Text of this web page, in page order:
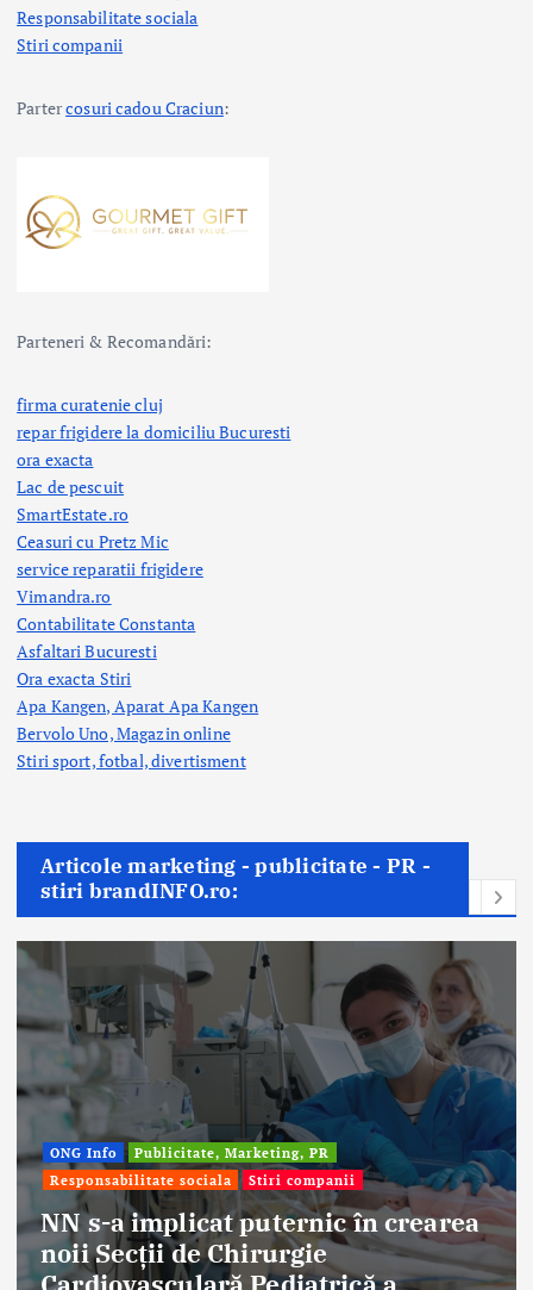
Responsabilitate sociala
Stiri companii
Partercosuri cadou Craciun:
Parteneri & Recomandări:
firma curatenie cluj
repar frigidere la domiciliu Bucuresti
ora exacta
Lac de pescuit
SmartEstate.ro
Ceasuri cu Pretz Mic
service reparatii frigidere
Vimandra.ro
Contabilitate Constanta
Asfaltari Bucuresti
Ora exacta Stiri
Apa Kangen, Aparat Apa Kangen
Bervolo Uno, Magazin online
Stiri sport, fotbal,divertisment
Articole marketing - publicitate - PR -
stiri brandINFO.ro:
Marketing, PR
sociala
Stiri companii
puternic în crearea
de Chirurgie
Afaceri &
Stiri companii
Eternal